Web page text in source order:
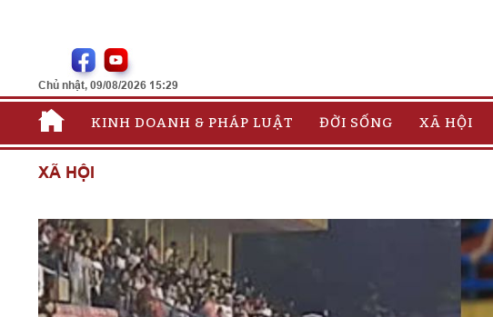
Chủ nhật, 09/08/2026 15:29
KINH DOANH & PHÁP LUẬT ĐỜI SỐNG XÃ HỘI
XÃ HỘI